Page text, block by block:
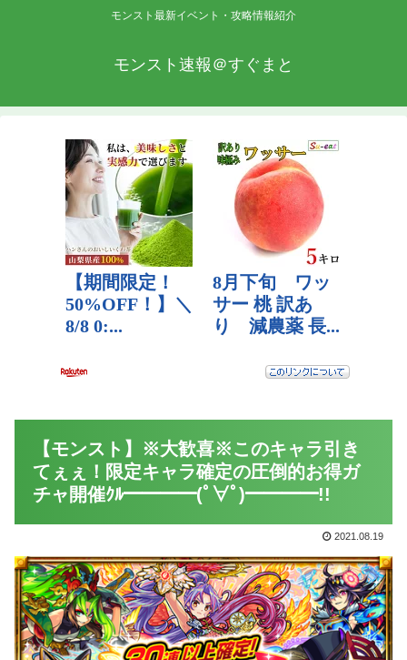
モンスト最新イベント・攻略情報紹介
モンスト速報＠すぐまと
【モンスト】※大歓喜※このキャラ引き
てぇぇ！限定キャラ確定の圧倒的お得ガ
チャ開催ｸﾙ━━━━(ﾟ∀ﾟ)━━━━!!
2021.08.19